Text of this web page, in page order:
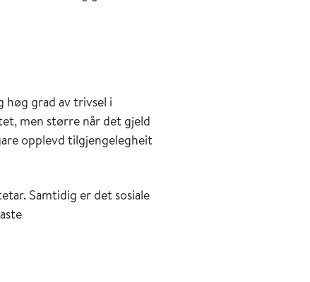
grad av trivsel i
men større når det gjeld
opplevd tilgjengelegheit
Samtidig er det sosiale